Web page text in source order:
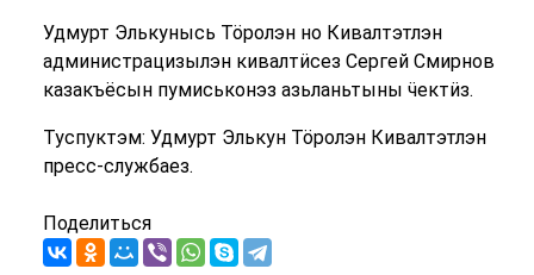
Удмурт Элькунысь Тӧролэн но Кивалтэтлэн
администрацизылэн кивалтӥсез Сергей Смирнов
казакъёсын пумиськонэз азьланьтыны ӵектӥз.
Туспуктэм: Удмурт Элькун Тӧролэн Кивалтэтлэн
пресс-службаез.
Поделиться